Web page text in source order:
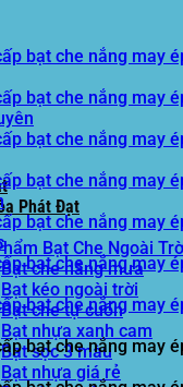
Phát Đạt
Bạt Che Ngoài
Bạt che nắng mưa
Bạt kéo ngoài trời
Bạt che tự cuốn
Bạt nhựa xanh cam
Bạt sọc 3 màu
Bạt nhựa giá rẻ